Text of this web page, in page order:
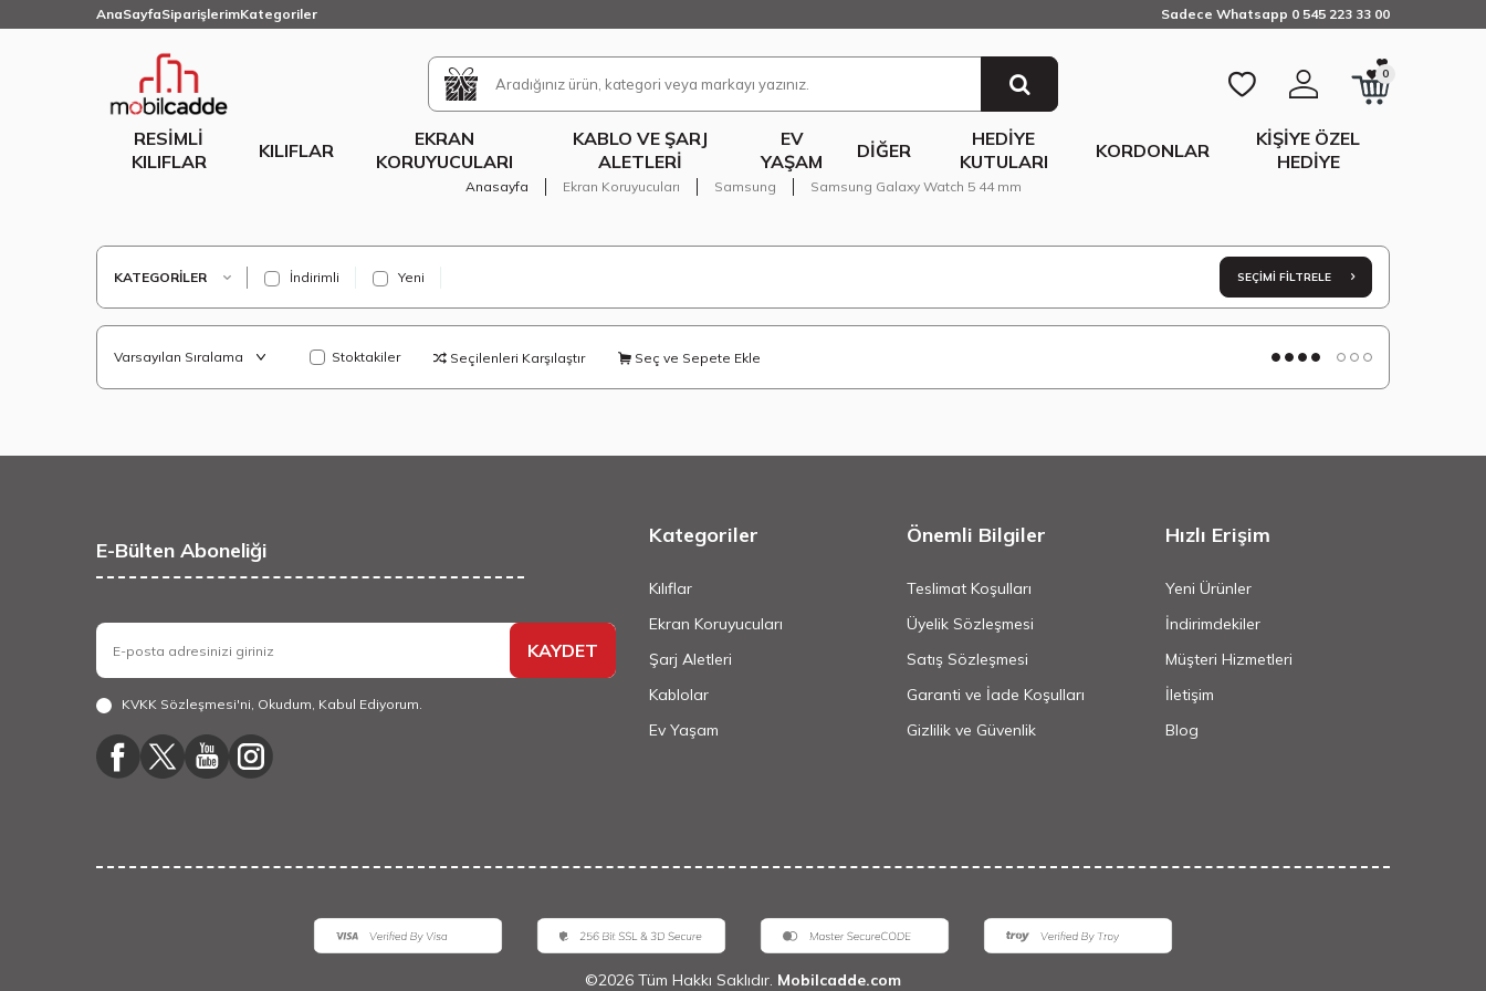
AnaSayfaSiparişlerimKategoriler Sadece Whatsapp 0 545 223 33 00
0
RESIMLI
KILIFLAR
KILIFLAR
EKRAN
KORUYUCULARI
KABLO VE ŞARJ
ALETLERI
EV
YAŞAM
DIĞER
HEDIYE
KUTULARI
KORDONLAR
KIŞIYE ÖZEL
HEDIYE
Anasayfa Ekran Koruyucuları Samsung Samsung Galaxy Watch 5 44 mm
KATEGORILER İndirimli Yeni SEÇIMI FILTRELE
Stoktakiler Seçilenleri Karşılaştır Seç ve Sepete Ekle
E-Bülten Aboneliği
KAYDET
KVKK Sözleşmesi'ni, Okudum, Kabul Ediyorum.
Kategoriler
Kılıflar
Ekran Koruyucuları
Şarj Aletleri
Kablolar
Ev Yaşam
Önemli Bilgiler
Teslimat Koşulları
Üyelik Sözleşmesi
Satış Sözleşmesi
Garanti ve İade Koşulları
Gizlilik ve Güvenlik
Hızlı Erişim
Yeni Ürünler
İndirimdekiler
Müşteri Hizmetleri
İletişim
Blog
©2026 Tüm Hakkı Saklıdır. Mobilcadde.com